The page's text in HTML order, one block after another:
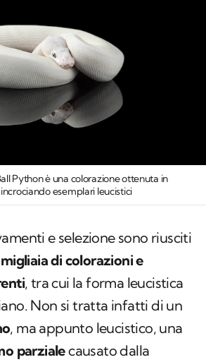
Python è una colorazione ottenuta in
esemplari leucistici
e selezione sono riusciti
migliaia di colorazioni e
, tra cui la forma leucistica
Non si tratta infatti di un
, ma appunto leucistico, una
parzialecausato dalla